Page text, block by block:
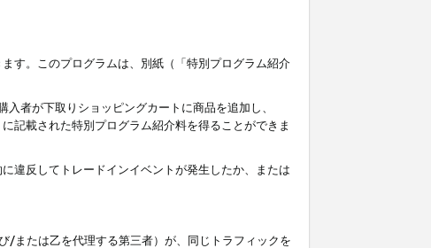
す。このプログラムは、別紙（「特別プログラム紹介
者が下取りショッピングカートに商品を追加し、
記載された特別プログラム紹介料を得ることができま
違反してトレードインイベントが発生したか、または
/または乙を代理する第三者）が、同じトラフィックを